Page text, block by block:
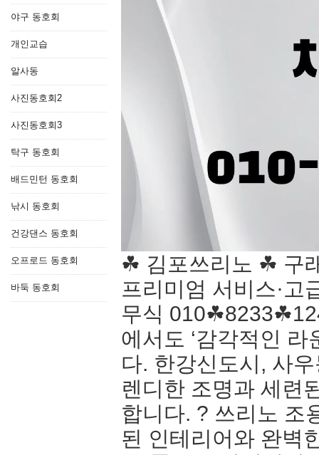
야구 동호회
개인교습
알사동
사진동호회2
사진동호회3
탁구 동호회
배드민턴 동호회
낚시 동호회
건강댄스 동호회
오프로드 동호회
바둑 동호회
☘ 김포쓰리노 ☘ 구
프리미엄 서비스·
무식
에서도 ‘감각적인
다. 한강신도시, 사
렌디한 조명과 세련
합니다. ? 쓰리노 조
된 인테리어와 완벽